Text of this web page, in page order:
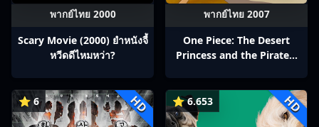
พากย์ไทย 2000
Scary Movie (2000) ยำหนังจี้​
หวีดดีไหมหว่า?
พากย์ไทย 2007
One Piece: The Desert
Princess and the Pirates:
เจ้าหญิงแห่งทะเลทรายและ
โจรสลัด
⭐ 6 HD ⭐ 6.653 HD